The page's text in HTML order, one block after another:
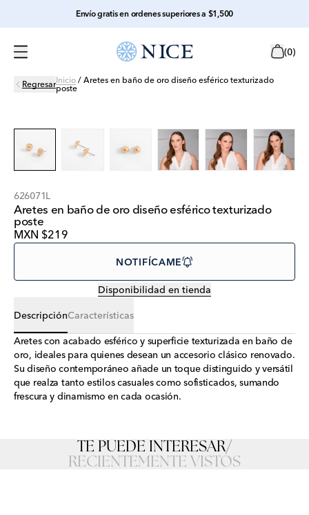
Envío gratis en ordenes superiores a $1,500
(0)
RegresarInicio / Aretes en baño de oro diseño esférico texturizado
poste
626071L
Aretes en baño de oro diseño esférico texturizado
poste
MXN $219
NOTIFÍCAME
Disponibilidad en tienda
DescripciónCaracterísticas
Aretes con acabado esférico y superficie texturizada en baño de
oro, ideales para quienes desean un accesorio clásico renovado.
Su diseño contemporáneo añade un toque distinguido y versátil
que realza tanto estilos casuales como sofisticados, sumando
frescura y dinamismo en cada ocasión.
TE PUEDE INTERESAR/
RECIENTEMENTE VISTOS